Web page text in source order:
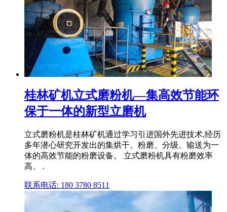
桂林矿机立式磨粉机—集高效节能环
保于一体的新型立磨机
立式磨粉机是桂林矿机通过学习引进国外先进技术,经历
多年潜心研究开发出的集烘干、粉磨、分级、输送为一
体的高效节能的粉磨设备。 立式磨粉机具有粉磨效率
高、 .
联系电话: 180 3780 8511